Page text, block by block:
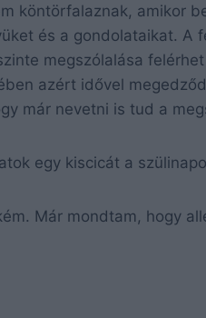
köntörfalaznak, amikor
és a gondolataikat. A
megszólalása
azért idővel
már nevetni is tud a
egy kiscicát a
Már mondtam, hogy